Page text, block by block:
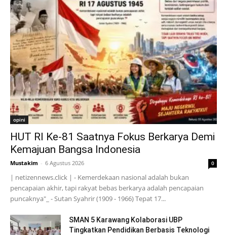
opini
HUT RI Ke-81 Saatnya Fokus Berkarya Demi
Kemajuan Bangsa Indonesia
Mustakim - 6 Agustus 2026 0
| netizennews.click | - Kemerdekaan nasional adalah bukan
pencapaian akhir, tapi rakyat bebas berkarya adalah pencapaian
puncaknya"_ - Sutan Syahrir (1909 - 1966) Tepat 17...
SMAN 5 Karawang Kolaborasi UBP
Tingkatkan Pendidikan Berbasis Teknologi